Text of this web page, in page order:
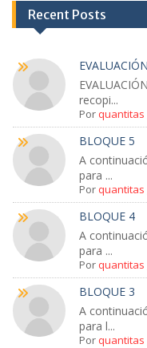
Recent Posts
EVALUACIÓN
recopi...
Porquantitas
BLOQUE 5
A
para ...
Porquantitas
BLOQUE 4
A
para ...
Porquantitas
BLOQUE 3
A
para l...
Porquantitas